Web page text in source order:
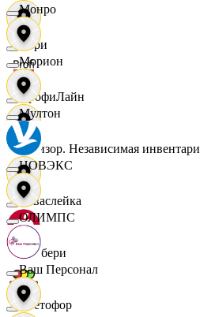
Пери
ПрофиЛайн
Ревизор. Независимая
Саваслейка
Самбери
Светофор
Монро
Морион
Мултон
НОВЭКС
ОЛИМПС
Ваш Персонал